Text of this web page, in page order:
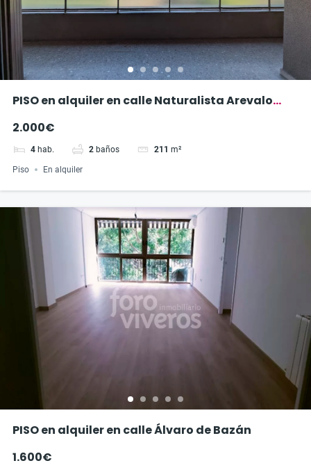
PISO en alquiler en calle Naturalista Arevalo
2.000€
4 hab. 2 baños 211 m²
Piso En alquiler
PISO en alquiler en calle Álvaro de Bazán
1.600€